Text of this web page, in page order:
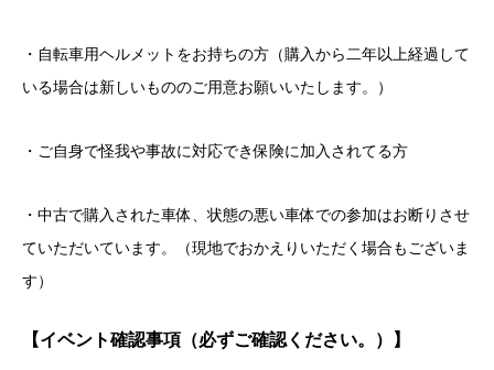
・自転車用ヘルメットをお持ちの方（購入から二年以上経過して
いる場合は新しいもののご用意お願いいたします。）
・ご自身で怪我や事故に対応でき保険に加入されてる方
・中古で購入された車体、状態の悪い車体での参加はお断りさせ
ていただいています。（現地でおかえりいただく場合もございま
す）
【イベント確認事項（必ずご確認ください。）】